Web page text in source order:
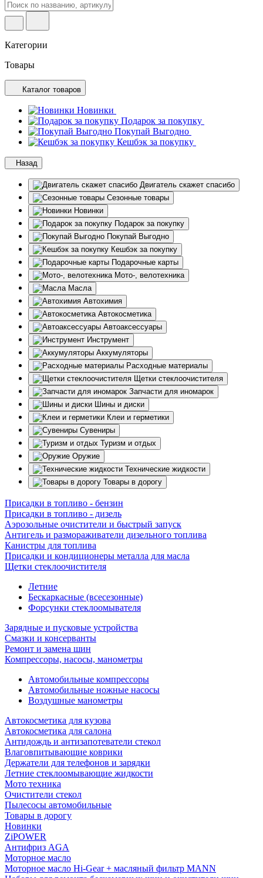
Категории
Товары
Каталог товаров
Новинки
Подарок за покупку
Покупай Выгодно
Кешбэк за покупку
Назад
Двигатель скажет спасибо
Сезонные товары
Новинки
Подарок за покупку
Покупай Выгодно
Кешбэк за покупку
Подарочные карты
Мото-, велотехника
Масла
Автохимия
Автокосметика
Автоаксессуары
Инструмент
Аккумуляторы
Расходные материалы
Щетки стеклоочистителя
Запчасти для иномарок
Шины и диски
Клеи и герметики
Сувениры
Туризм и отдых
Оружие
Технические жидкости
Товары в дорогу
Присадки в топливо - бензин
Присадки в топливо - дизель
Аэрозольные очистители и быстрый запуск
Антигель и размораживатели дизельного топлива
Канистры для топлива
Присадки и кондиционеры металла для масла
Щетки стеклоочистителя
Летние
Бескаркасные (всесезонные)
Форсунки стеклоомывателя
Зарядные и пусковые устройства
Смазки и консерванты
Ремонт и замена шин
Компрессоры, насосы, манометры
Автомобильные компрессоры
Автомобильные ножные насосы
Воздушные манометры
Автокосметика для кузова
Автокосметика для салона
Антидождь и антизапотеватели стекол
Влаговпитывающие коврики
Держатели для телефонов и зарядки
Летние стеклоомывающие жидкости
Мото техника
Очистители стекол
Пылесосы автомобильные
Товары в дорогу
Новинки
ZiPOWER
Антифриз AGA
Моторное масло
Моторное масло Hi-Gear + масляный фильтр MANN